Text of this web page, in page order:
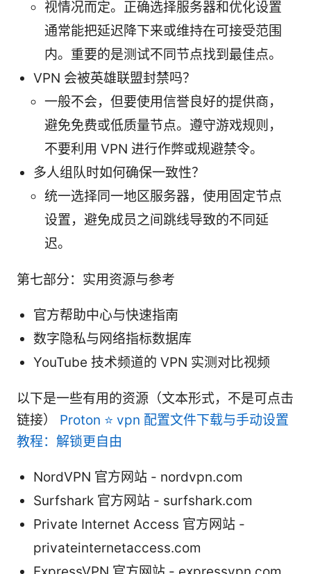
视情况而定。正确选择服务器和优化设置
通常能把延迟降下来或维持在可接受范围
内。重要的是测试不同节点找到最佳点。
VPN 会被英雄联盟封禁吗？
一般不会，但要使用信誉良好的提供商，
避免免费或低质量节点。遵守游戏规则，
不要利用 VPN 进行作弊或规避禁令。
多人组队时如何确保一致性？
统一选择同一地区服务器，使用固定节点
设置，避免成员之间跳线导致的不同延
迟。
第七部分：实用资源与参考
官方帮助中心与快速指南
数字隐私与网络指标数据库
YouTube 技术频道的 VPN 实测对比视频
以下是一些有用的资源（文本形式，不是可点击
链接） Proton ⭐ vpn 配置文件下载与手动设置
教程：解锁更自由
NordVPN 官方网站 - nordvpn.com
Surfshark 官方网站 - surfshark.com
Private Internet Access 官方网站 -
privateinternetaccess.com